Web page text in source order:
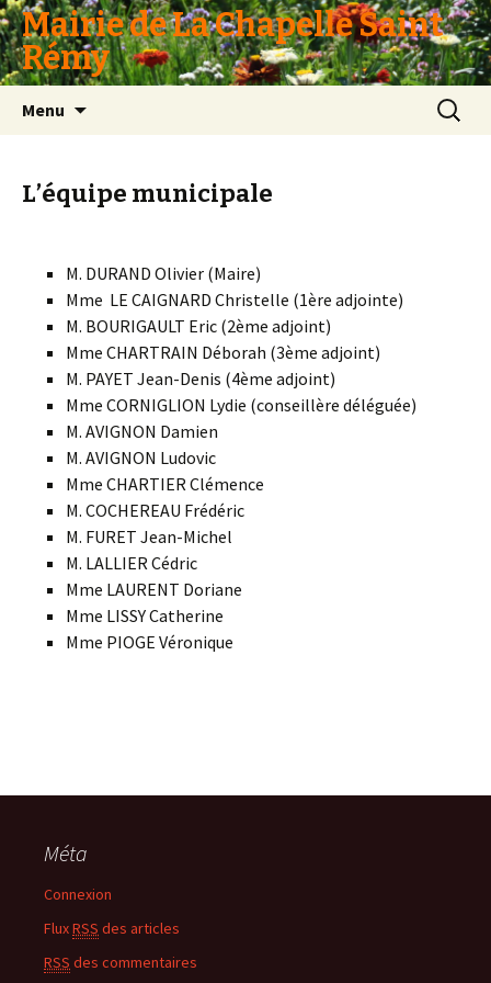
Mairie de La Chapelle Saint
Rémy
Menu
L’équipe municipale
M. DURAND Olivier (Maire)
Mme LE CAIGNARD Christelle (1ère adjointe)
M. BOURIGAULT Eric (2ème adjoint)
Mme CHARTRAIN Déborah (3ème adjoint)
M. PAYET Jean-Denis (4ème adjoint)
Mme CORNIGLION Lydie (conseillère déléguée)
M. AVIGNON Damien
M. AVIGNON Ludovic
Mme CHARTIER Clémence
M. COCHEREAU Frédéric
M. FURET Jean-Michel
M. LALLIER Cédric
Mme LAURENT Doriane
Mme LISSY Catherine
Mme PIOGE Véronique
Méta
Connexion
FluxRSS des articles
RSS des commentaires